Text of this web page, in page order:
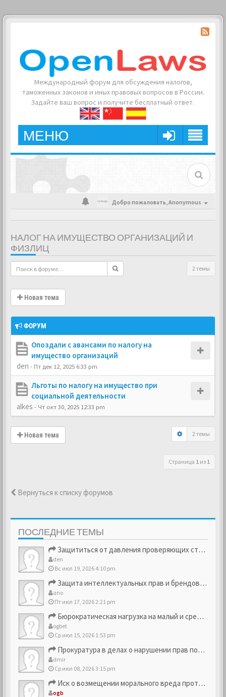
Международный форум для обсуждения налогов,
таможенных законов и иных правовых вопросов в России.
Задайте ваш вопрос и получите бесплатный ответ.
МЕНЮ
Добро пожаловать,Anonymous
НАЛОГ НА ИМУЩЕСТВО ОРГАНИЗАЦИЙ И
ФИЗЛИЦ
2 темы
Новая тема
ФОРУМ
Опоздали с авансами по налогу на
имущество организаций
den - Пт дек 12, 2025 6:33 pm
Льготы по налогу на имущество при
социальной деятельности
alkes - Чт окт 30, 2025 12:33 pm
Новая тема 2 темы
Страница 1 из 1
Вернуться к списку форумов
ПОСЛЕДНИЕ ТЕМЫ
Защититься от давления проверяющих структур
den
Вс июл 19, 2026 4:10 pm
Защита интеллектуальных прав и брендовых активов
ano
Пт июл 17, 2026 2:21 pm
Бюрократическая нагрузка на малый и средний бизнес
ogbet
Ср июл 15, 2026 1:53 pm
Прокуратура в делах о нарушении прав потребителей
dmir
Ср июл 08, 2026 3:15 pm
Иск о возмещении морального вреда против компании
ogb